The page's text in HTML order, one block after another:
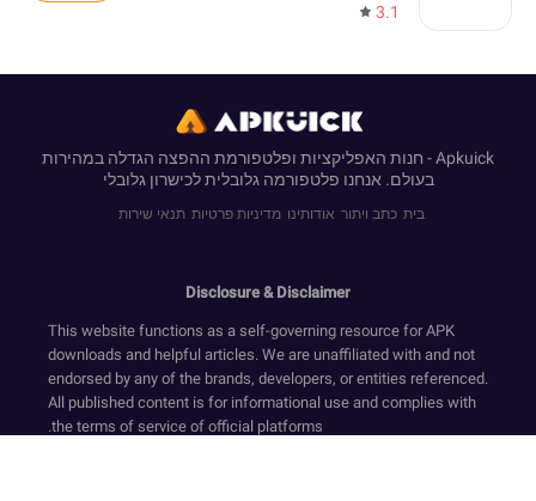
3.1
Apkuick - חנות האפליקציות ופלטפורמת ההפצה הגדלה במהירות
בעולם. אנחנו פלטפורמה גלובלית לכישרון גלובלי
בית כתב ויתור אודותינו מדיניות פרטיות תנאי שירות
Disclosure & Disclaimer
This website functions as a self-governing resource for APK
downloads and helpful articles. We are unaffiliated with and not
endorsed by any of the brands, developers, or entities referenced.
All published content is for informational use and complies with
the terms of service of official platforms.